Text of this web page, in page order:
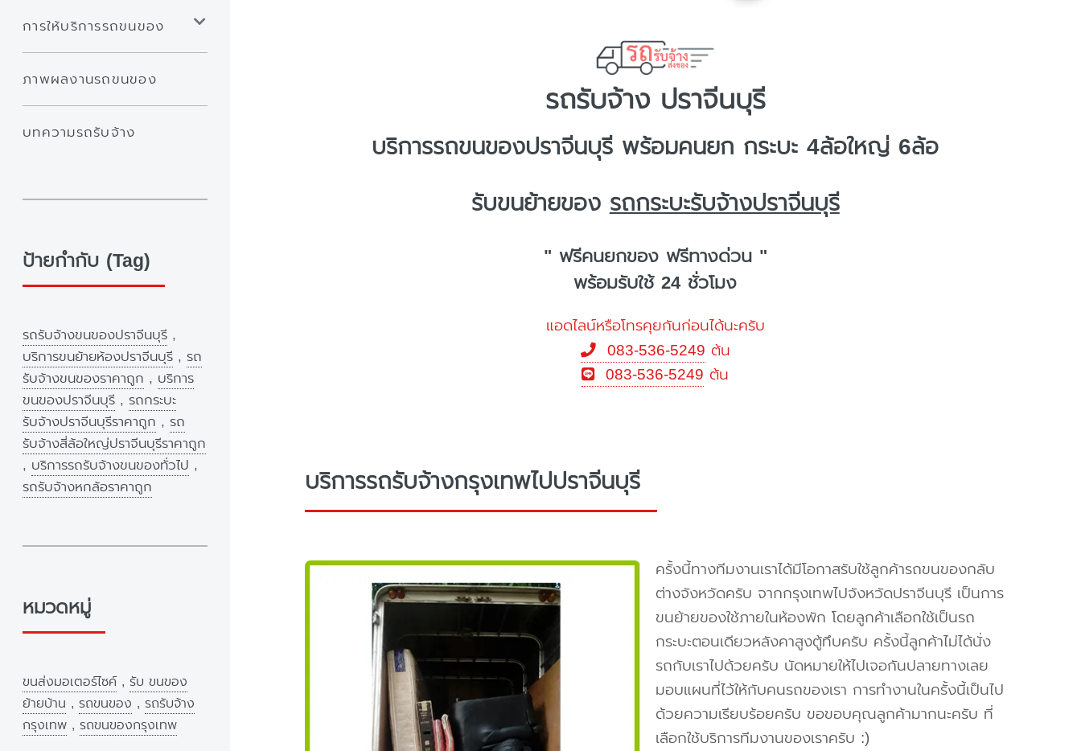
รถรับจ้าง ปราจีนบุรี
บริการรถขนของปราจีนบุรี พร้อมคนยก กระบะ 4ล้อใหญ่ 6ล้อ
รับขนย้ายของรถกระบะรับจ้างปราจีนบุรี
" ฟรีคนยกของ ฟรีทางด่วน "
พร้อมรับใช้ 24 ชั่วโมง
แอดไลน์หรือโทรคุยกันก่อนได้นะครับ
083-536-5249 ต้น
083-536-5249 ต้น
บริการรถรับจ้างกรุงเทพไปปราจีนบุรี
ครั้งนี้ทางทีมงานเราได้มีโอกาสรับใช้ลูกค้ารถขนของกลับ
ต่างจังหวัดครับ จากกรุงเทพไปจังหวัดปราจีนบุรี เป็นการ
ขนย้ายของใช้ภายในห้องพัก โดยลูกค้าเลือกใช้เป็นรถ
กระบะตอนเดียวหลังคาสูงตู้ทึบครับ ครั้งนี้ลูกค้าไม่ได้นั่ง
รถกับเราไปด้วยครับ นัดหมายให้ไปเจอกันปลายทางเลย
มอบแผนที่ไว้ให้กับคนรถของเรา การทำงานในครั้งนี้เป็นไป
ด้วยความเรียบร้อยครับ ขอขอบคุณลูกค้ามากนะครับ ที่
เลือกใช้บริการทีมงานของเราครับ :)
การให้บริการรถขนของ
ภาพผลงานรถขนของ
บทความรถรับจ้าง
ป้ายกำกับ (Tag)
รถรับจ้างขนของปราจีนบุรี ,
บริการขนย้ายห้องปราจีนบุรี , รถ
รับจ้างขนของราคาถูก , บริการ
ขนของปราจีนบุรี , รถกระบะ
รับจ้างปราจีนบุรีราคาถูก , รถ
รับจ้างสี่ล้อใหญ่ปราจีนบุรีราคาถูก
, บริการรถรับจ้างขนของทั่วไป ,
รถรับจ้างหกล้อราคาถูก
หมวดหมู่
ขนส่งมอเตอร์ไซค์ , รับ ขนของ
ย้ายบ้าน , รถขนของ , รถรับจ้าง
กรุงเทพ , รถขนของกรุงเทพ